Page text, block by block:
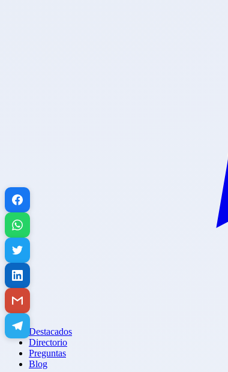
Destacados
Directorio
Preguntas
Blog